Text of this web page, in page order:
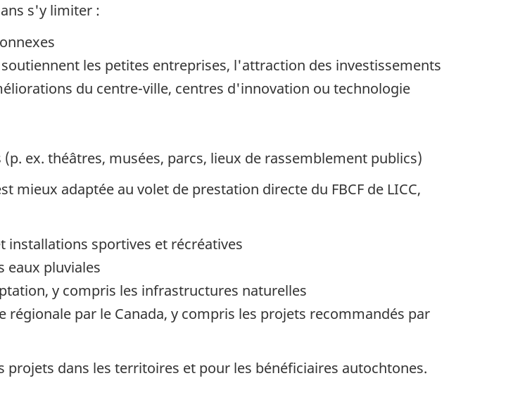
s'y limiter :
les petites entreprises, l'attraction des investissements
du centre-ville, centres d'innovation ou technologie
ex. théâtres, musées, parcs, lieux de rassemblement publics)
mieux adaptée au volet de prestation directe du FBCF de LICC,
installations sportives et récréatives
eaux pluviales
y compris les infrastructures naturelles
par le Canada, y compris les projets recommandés par
dans les territoires et pour les bénéficiaires autochtones.